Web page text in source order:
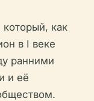
как
в I веке
ранними
и её